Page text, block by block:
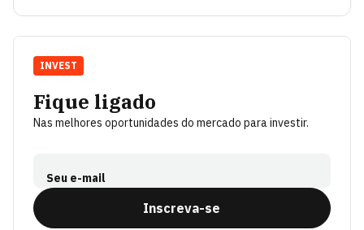
Fique ligado
Nas melhores oportunidades do mercado para investir.
Seu e-mail
Inscreva-se
INVEST